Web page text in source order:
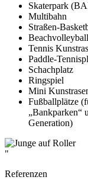
Skaterpark
Multibahn
Straßen-
Tennis
Paddle-
Schachplatz
Ringspiel
Mini
Fußballplätze
„Bankparken“
Generation)
"
Referenzen